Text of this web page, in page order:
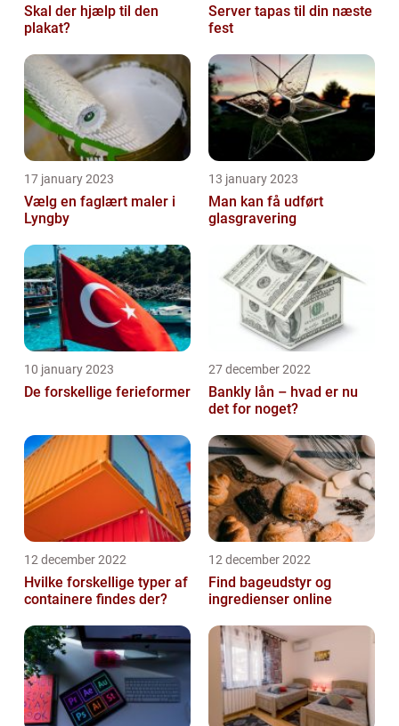
Skal der hjælp til den
plakat?
Server tapas til din næste
fest
17 january 2023
Vælg en faglært maler i
Lyngby
13 january 2023
Man kan få udført
glasgravering
10 january 2023
De forskellige ferieformer
27 december 2022
Bankly lån – hvad er nu
det for noget?
12 december 2022
Hvilke forskellige typer af
containere findes der?
12 december 2022
Find bageudstyr og
ingredienser online